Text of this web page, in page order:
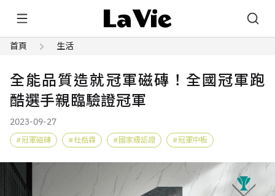
首頁 生活
全能品質造就冠軍磁磚！全國冠軍跑
酷選手親臨驗證冠軍
2023-09-27
冠軍磁磚 杜岳霖 國家級認證 冠軍中板